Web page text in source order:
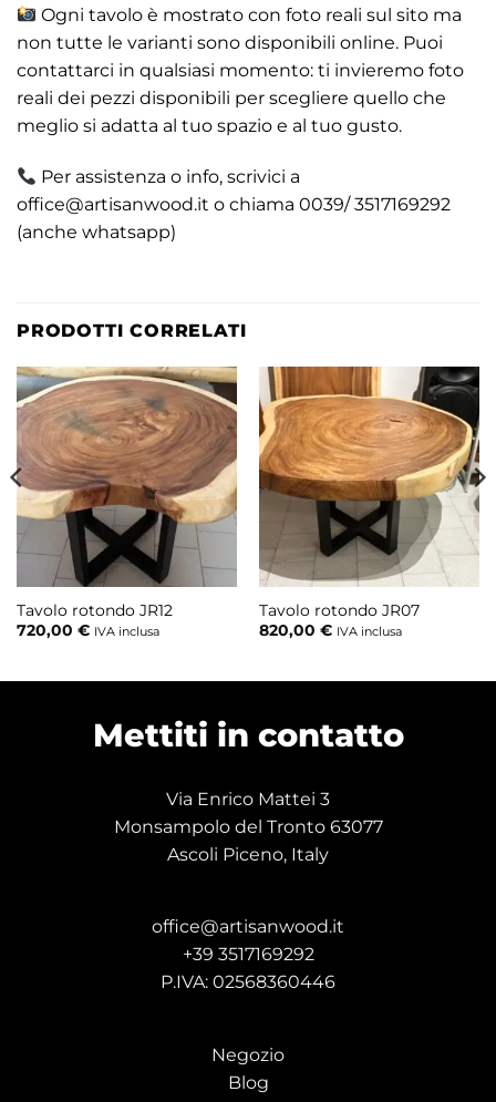
Ogni tavolo è mostrato con foto reali sul sito ma
non tutte le varianti sono disponibili online. Puoi
contattarci in qualsiasi momento: ti invieremo foto
reali dei pezzi disponibili per scegliere quello che
meglio si adatta al tuo spazio e al tuo gusto.
Per assistenza o info, scrivici a
office@artisanwood.it o chiama 0039/ 3517169292
(anche whatsapp)
PRODOTTI CORRELATI
Tavolo rotondo JR12
720,00 € IVA inclusa
Tavolo rotondo JR07
820,00 € IVA inclusa
Mettiti in contatto
Via Enrico Mattei 3
Monsampolo del Tronto 63077
Ascoli Piceno, Italy
office@artisanwood.it
+39 3517169292
P.IVA: 02568360446
Negozio
Blog